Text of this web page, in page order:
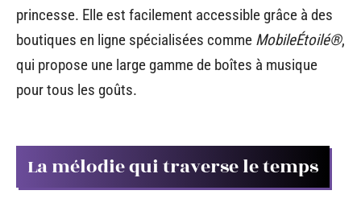
princesse. Elle est facilement accessible grâce à des
boutiques en ligne spécialisées comme MobileÉtoilé®,
qui propose une large gamme de boîtes à musique
pour tous les goûts.
La mélodie qui traverse le temps